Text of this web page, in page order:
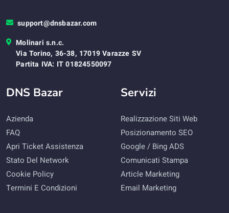
support@dnsbazar.com
Molinari s.n.c.
Via Torino, 36-38, 17019 Varazze SV
Partita IVA: IT 01824550097
DNS Bazar
Azienda
FAQ
Apri Ticket Assistenza
Stato Del Network
Cookie Policy
Termini E Condizioni
Servizi
Realizzazione Siti Web
Posizionamento SEO
Google / Bing ADS
Comunicati Stampa
Article Marketing
Email Marketing